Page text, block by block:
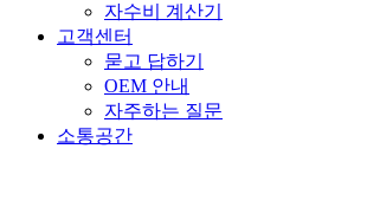
자수비 계산기
고객센터
묻고 답하기
OEM 안내
자주하는 질문
소통공간